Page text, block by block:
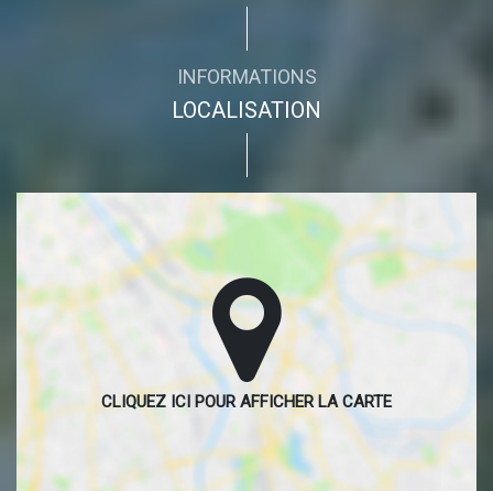
INFORMATIONS
LOCALISATION